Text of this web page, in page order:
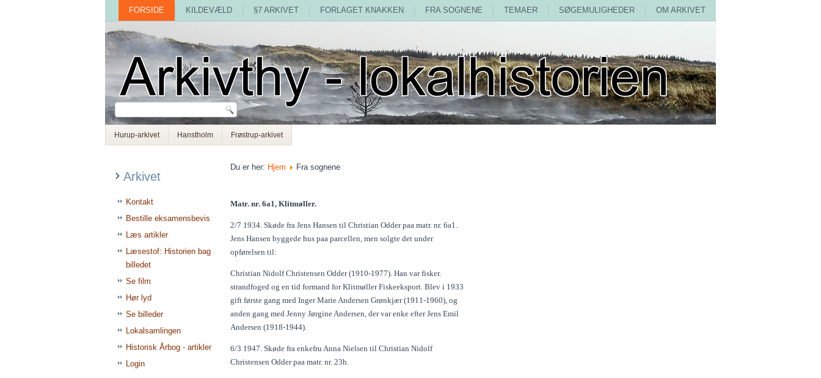
FORSIDE KILDEVÆLD §7 ARKIVET FORLAGET KNAKKEN FRA SOGNENE TEMAER SØGEMULIGHEDER OM ARKIVET
Hurup-arkivet Hanstholm Frøstrup-arkivet
Arkivet
Kontakt
Bestille eksamensbevis
Læs artikler
Læsestof: Historien bag
billedet
Se film
Hør lyd
Se billeder
Lokalsamlingen
Historisk Årbog - artikler
Login
Du er her: Hjem Fra sognene
Matr. nr. 6a1, Klitmøller.
2/7 1934. Skøde fra Jens Hansen til Christian Odder paa matr. nr. 6a1.
Jens Hansen byggede hus paa parcellen, men solgte det under
opførelsen til:
Christian Nidolf Christensen Odder (1910-1977). Han var fisker.
strandfoged og en tid formand for Klitmøller Fiskeeksport. Blev i 1933
gift første gang med Inger Marie Andersen Grønkjær (1911-1960), og
anden gang med Jenny Jørgine Andersen, der var enke efter Jens Emil
Andersen (1918-1944).
6/3 1947. Skøde fra enkefru Anna Nielsen til Christian Nidolf
Christensen Odder paa matr. nr. 23h.